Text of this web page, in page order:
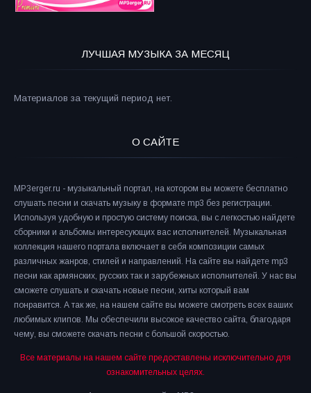
ЛУЧШАЯ МУЗЫКА ЗА МЕСЯЦ
Материалов за текущий период нет.
О САЙТЕ
MP3erger.ru - музыкальный портал, на котором вы можете бесплатно
слушать песни и скачать музыку в формате mp3 без регистрации.
Используя удобную и простую систему поиска, вы с легкостью найдете
сборники и альбомы интересующих вас исполнителей. Музыкальная
коллекция нашего портала включает в себя композиции самых
различных жанров, стилей и направлений. На сайте вы найдете mp3
песни как армянских, русских так и зарубежных исполнителей. У нас вы
сможете слушать и скачать новые песни, хиты который вам
понравится. А так же, на нашем сайте вы можете смотреть всех ваших
любимых клипов. Мы обеспечили высокое качество сайта, благодаря
чему, вы сможете скачать песни с большой скоростью.
Все материалы на нашем сайте предоставлены исключительно для
ознакомительных целях.